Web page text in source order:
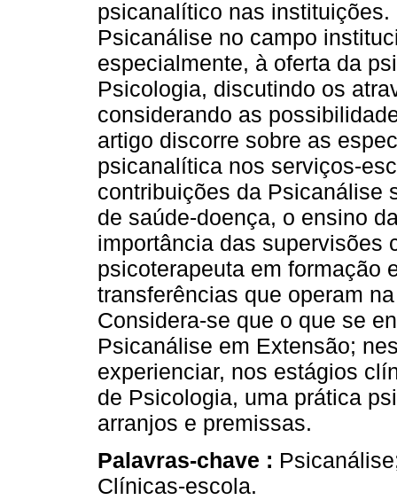
psicanalítico nas
Psicanálise no campo
especialmente, à oferta da
Psicologia, discutindo os
considerando as
artigo discorre sobre as
psicanalítica nos serviços-
contribuições da Psicanálise
de saúde-doença, o ensino
importância das supervisões
psicoterapeuta em formação
transferências que operam
Considera-se que o que se
Psicanálise em Extensão;
experienciar, nos estágios
de Psicologia, uma prática
arranjos e premissas.
Palavras-chave :
Clínicas-escola.